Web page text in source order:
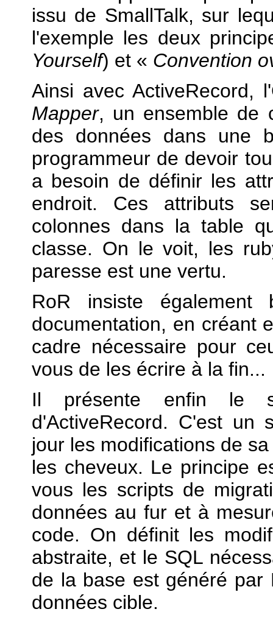
issu de SmallTalk, sur
l'exemple les deux
Yourself) et « Convention
Ainsi avec ActiveRecord,
Mapper, un ensemble de
des données dans une
programmeur de devoir
a besoin de définir les
endroit. Ces attributs
colonnes dans la table
classe. On le voit, les
paresse est une vertu.
RoR insiste
documentation, en créant
cadre nécessaire pour
vous de les écrire à la fin...
Il présente enfin le
d'ActiveRecord. C'est un
jour les modifications de
les cheveux. Le principe
vous les scripts de
données au fur et à
code. On définit les
abstraite, et le SQL
de la base est généré par
données cible.